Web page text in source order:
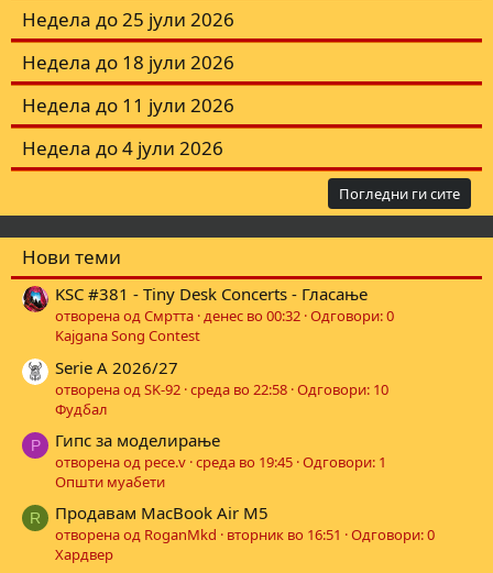
c
t
i
o
s
:
Недела до 25 јули 2026
Недела до 18 јули 2026
Недела до 11 јули 2026
Недела до 4 јули 2026
Погледни ги сите
Нови теми
KSC #381 - Tiny Desk Concerts - Гласање
отворена од Смртта денес во 00:32 Одговори: 0
Kajgana Song Contest
Serie A 2026/27
отворена од SK-92 среда во 22:58 Одговори: 10
Фудбал
P Гипс за моделирање
отворена од pece.v среда во 19:45 Одговори: 1
Општи муабети
R Продавам MacBook Air M5
отворена од RoganMkd вторник во 16:51
Одговори: 0
Хардвер